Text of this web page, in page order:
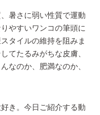
暑さに弱い性質で運動
やすいワンコの筆頭に
タイルの維持を阻みま
てたるみがちな皮膚、
なのか、肥満なのか、
き。今日ご紹介する動